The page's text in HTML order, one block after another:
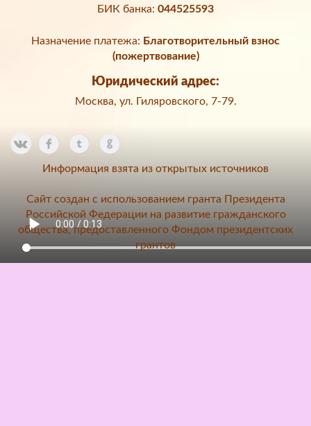
БИК банка: 044525593
Назначение платежа: Благотворительный взнос
(пожертвование)
Юридический адрес:
Москва, ул. Гиляровского, 7-79.
Информация взята из открытых источников
Сайт создан с использованием гранта Президента
Российской Федерации на развитие гражданского
общества, предоставленного Фондом президентских
грантов